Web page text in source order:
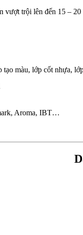
vượt trội lên đến 15 – 20
màu, lớp cốt nhựa,
Aroma, IBT…